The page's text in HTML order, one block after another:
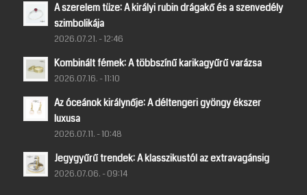
A szerelem tüze: A királyi rubin drágakő és a szenvedély
szimbolikája
2026.07.21. - 12:46
Kombinált fémek: A többszínű karikagyűrű varázsa
2026.07.16. - 11:10
Az óceánok királynője: A déltengeri gyöngy ékszer
luxusa
2026.07.11. - 10:48
Jegygyűrű trendek: A klasszikustól az extravagánsig
2026.07.06. - 09:14